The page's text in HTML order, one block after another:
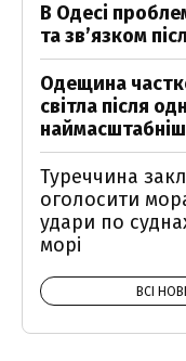
В Одесі
та звʼязком
Одещина
світла після
Туреччина
оголосити
удари по
морі
ВСІ